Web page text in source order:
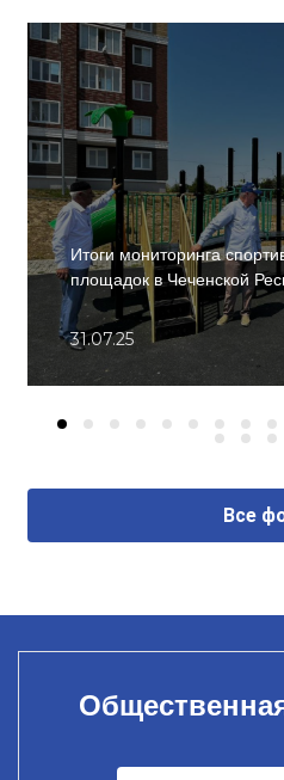
Итоги мониторинга
площадок в Чеченской
31.07.25
Все